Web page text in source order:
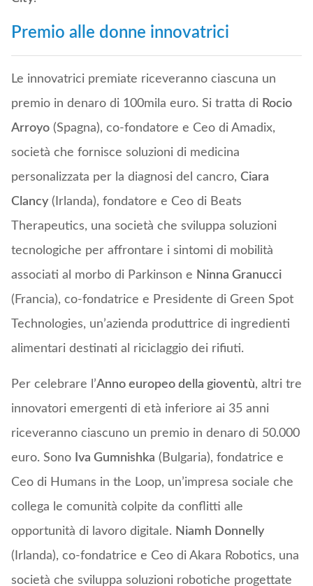
Premio alle donne innovatrici
Le innovatrici premiate riceveranno ciascuna un
premio in denaro di 100mila euro. Si tratta di Rocio
Arroyo(Spagna), co-fondatore e Ceo di Amadix,
società che fornisce soluzioni di medicina
personalizzata per la diagnosi del cancro, Ciara
Clancy(Irlanda), fondatore e Ceo di Beats
Therapeutics, una società che sviluppa soluzioni
tecnologiche per affrontare i sintomi di mobilità
associati al morbo di Parkinson e Ninna Granucci
(Francia), co-fondatrice e Presidente di Green Spot
Technologies, un’azienda produttrice di ingredienti
alimentari destinati al riciclaggio dei rifiuti.
Per celebrare l’Anno europeo della gioventù, altri tre
innovatori emergenti di età inferiore ai 35 anni
riceveranno ciascuno un premio in denaro di 50.000
euro. Sono Iva Gumnishka (Bulgaria), fondatrice e
Ceo di Humans in the Loop, un’impresa sociale che
collega le comunità colpite da conflitti alle
opportunità di lavoro digitale. Niamh Donnelly
(Irlanda), co-fondatrice e Ceo di Akara Robotics, una
società che sviluppa soluzioni robotiche progettate